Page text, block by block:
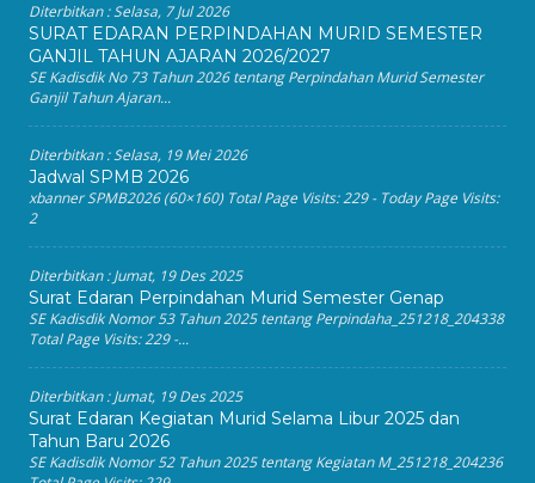
Diterbitkan :Selasa, 7 Jul 2026
SURAT EDARAN PERPINDAHAN MURID SEMESTER
GANJIL TAHUN AJARAN 2026/2027
SE Kadisdik No 73 Tahun 2026 tentang Perpindahan Murid Semester
Ganjil Tahun Ajaran...
Diterbitkan :Selasa, 19 Mei 2026
Jadwal SPMB 2026
xbanner SPMB2026 (60×160) Total Page Visits: 229 - Today Page Visits:
2
Diterbitkan :Jumat, 19 Des 2025
Surat Edaran Perpindahan Murid Semester Genap
SE Kadisdik Nomor 53 Tahun 2025 tentang Perpindaha_251218_204338
Total Page Visits: 229 -...
Diterbitkan :Jumat, 19 Des 2025
Surat Edaran Kegiatan Murid Selama Libur 2025 dan
Tahun Baru 2026
SE Kadisdik Nomor 52 Tahun 2025 tentang Kegiatan M_251218_204236